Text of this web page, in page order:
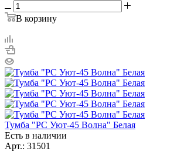
В корзину
Тумба "РС Уют-45 Волна" Белая
Есть в наличии
Арт.: 31501